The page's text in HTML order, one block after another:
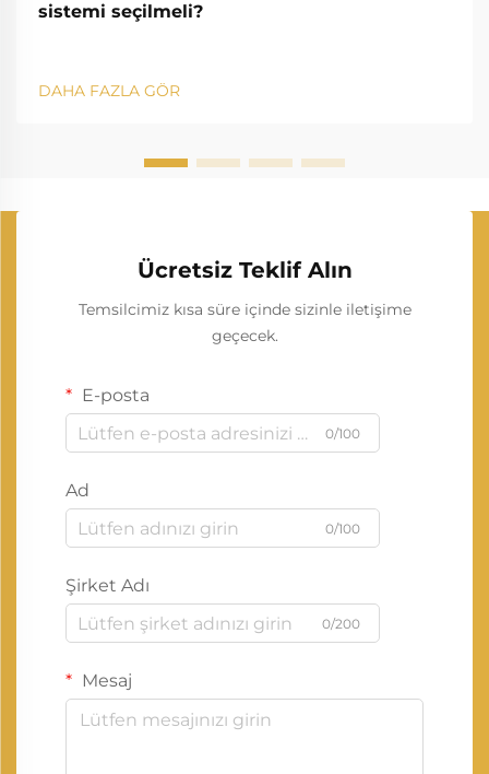
sistemi seçilmeli?
DAHA FAZLA GÖR
Ücretsiz Teklif Alın
Temsilcimiz kısa süre içinde sizinle iletişime
geçecek.
E-posta
0/100
Ad
0/100
Şirket Adı
0/200
Mesaj